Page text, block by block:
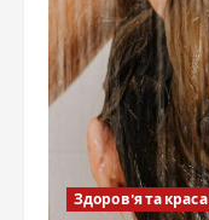
Здоров'я та краса